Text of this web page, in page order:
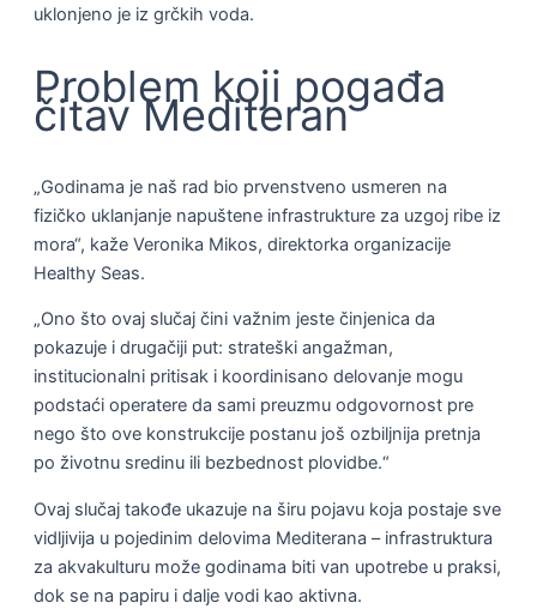
uklonjeno je iz grčkih voda.
Problem koji pogađa
čitav Mediteran
„Godinama je naš rad bio prvenstveno usmeren na
fizičko uklanjanje napuštene infrastrukture za uzgoj ribe iz
mora“, kaže Veronika Mikos, direktorka organizacije
Healthy Seas.
„Ono što ovaj slučaj čini važnim jeste činjenica da
pokazuje i drugačiji put: strateški angažman,
institucionalni pritisak i koordinisano delovanje mogu
podstaći operatere da sami preuzmu odgovornost pre
nego što ove konstrukcije postanu još ozbiljnija pretnja
po životnu sredinu ili bezbednost plovidbe.“
Ovaj slučaj takođe ukazuje na širu pojavu koja postaje sve
vidljivija u pojedinim delovima Mediterana – infrastruktura
za akvakulturu može godinama biti van upotrebe u praksi,
dok se na papiru i dalje vodi kao aktivna.